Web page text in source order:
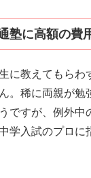
塾に高額の費
に教えてもらわ
。稀に両親が勉
ですが、例外中
学入試のプロに